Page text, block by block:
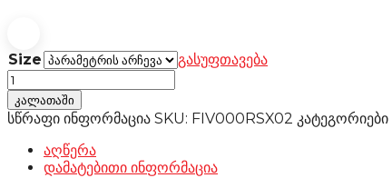
Size
გასუფთავება
Five
RSX
Gloves
camo
black/fluo
რაოდენობა
კალათაში
სწრაფი ინფორმაცია SKU: FIV000RSX02 კატეგორიები
აღწერა
დამატებითი ინფორმაცია